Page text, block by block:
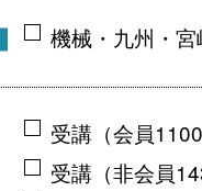
機械・九州・
受講（会員
受講（非会員